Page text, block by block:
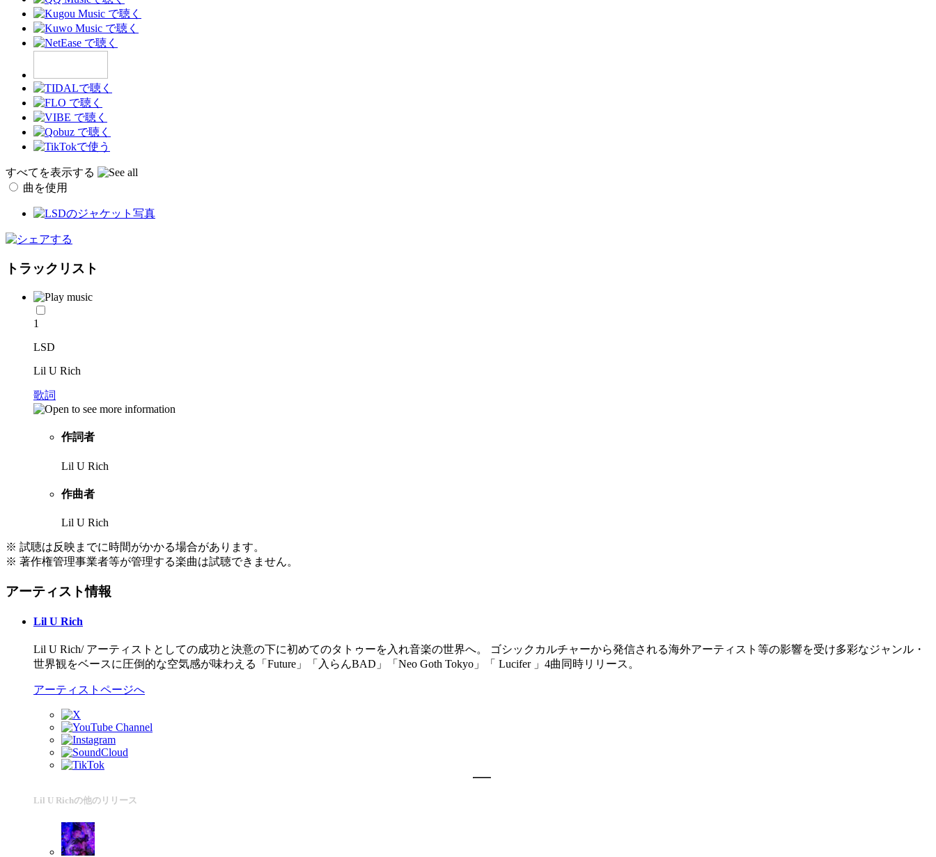
すべてを表示する
曲を使用
トラックリスト
1
LSD
Lil U Rich
歌詞
作詞者
Lil U Rich
作曲者
Lil U Rich
※ 試聴は反映までに時間がかかる場合があります。
※ 著作権管理事業者等が管理する楽曲は試聴できません。
アーティスト情報
Lil U Rich
Lil U Rich/ アーティストとしての成功と決意の下に初めてのタトゥーを入れ音楽の世界へ。 ゴシックカルチャーから発信される海外アーティスト等の影響を受け多彩なジャンル・
世界観をベースに圧倒的な空気感が味わえる「Future」「入らんBAD」「Neo Goth Tokyo」「 Lucifer 」4曲同時リリース。
アーティストページへ
Lil U Richの他のリリース